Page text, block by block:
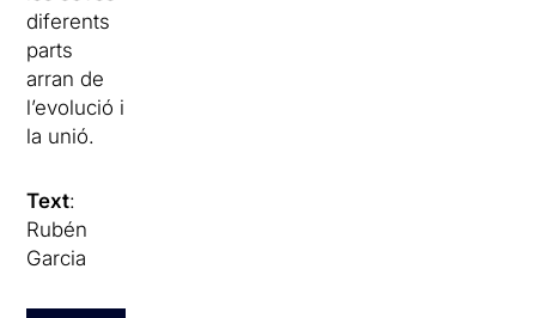
diferents
parts
arran de
l’evolució i
la unió.
Text:
Rubén
Garcia